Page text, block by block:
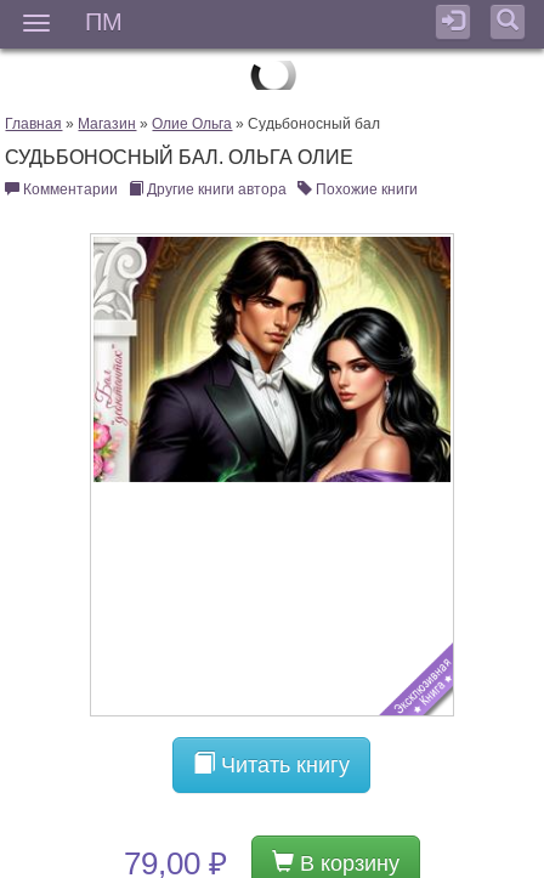
ПМ
Главная » Магазин »Олие Ольга » Судьбоносный бал
СУДЬБОНОСНЫЙ БАЛ. ОЛЬГА ОЛИЕ
Комментарии Другие книги автора Похожие книги
Читать книгу
79,00 ₽ В корзину